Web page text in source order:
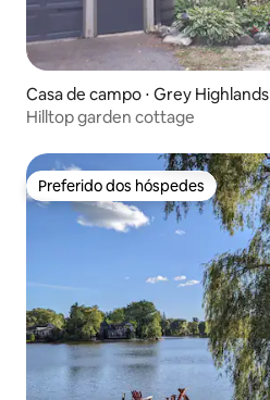
Casa de campo ⋅ Grey Highlands
Hilltop garden cottage
Preferido dos hóspedes
Preferido dos hóspedes